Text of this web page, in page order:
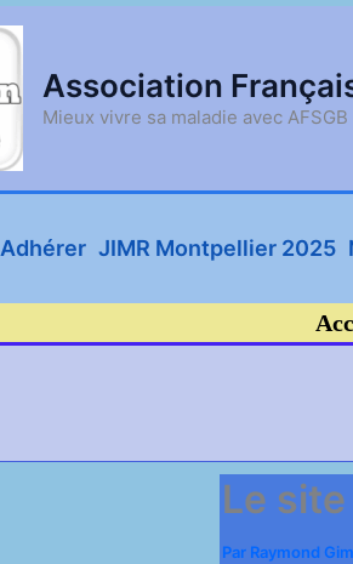
Association
Mieux vivre sa maladie avec AFSGB
Adhérer JIMR Montpellier 2025
Le site
Par Raymond